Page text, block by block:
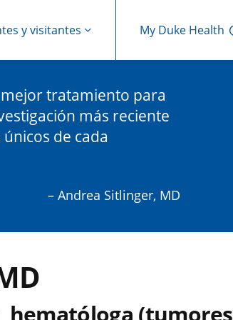
y visitantes My Duke Health
tratamiento para
más reciente
de cada
– Andrea Sitlinger, MD
hematóloga (tumores